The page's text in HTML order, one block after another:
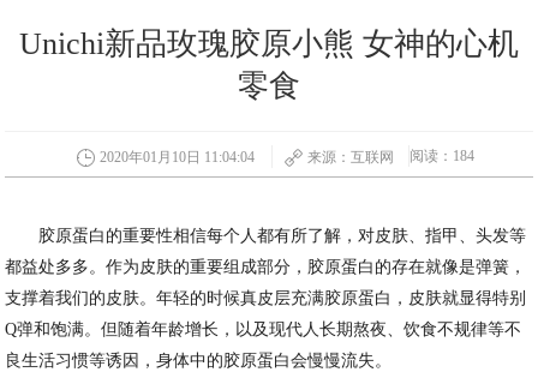
Unichi新品玫瑰胶原小熊 女神的心机
零食
2020年01月10日 11:04:04 来源：互联网 阅读：184
胶原蛋白的重要性相信每个人都有所了解，对皮肤、指甲、头发等
都益处多多。作为皮肤的重要组成部分，胶原蛋白的存在就像是弹簧，
支撑着我们的皮肤。年轻的时候真皮层充满胶原蛋白，皮肤就显得特别
Q弹和饱满。但随着年龄增长，以及现代人长期熬夜、饮食不规律等不
良生活习惯等诱因，身体中的胶原蛋白会慢慢流失。